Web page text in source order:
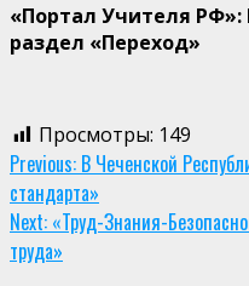
«Портал Учителя
раздел «Переход»
Просмотры: 149
Continue
Reading
Previous: В Чеченской
стандарта»
Next: «Труд-Знания-
труда»